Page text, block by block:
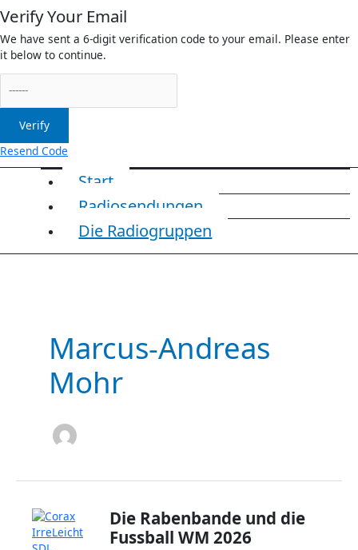
Verify Your Email
We have sent a 6-digit verification code to your email. Please enter
it below to continue.
Verify
Resend Code
Start
Radiosendungen
Die Radiogruppen
Marcus-Andreas
Mohr
Die Rabenbande und die
Fussball WM 2026